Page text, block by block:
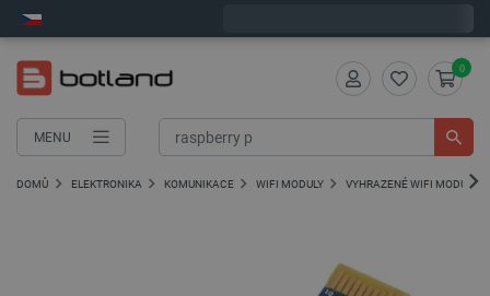
MENU
0
DOMŮ ELEKTRONIKA KOMUNIKACE WIFI MODULY VYHRAZENÉ WIFI MODULY